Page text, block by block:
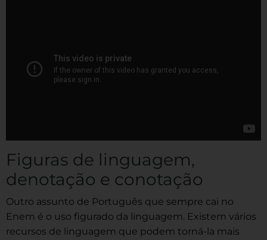
Figuras de linguagem,
denotação e conotação
Outro assunto de Português que sempre cai no
Enem é o uso figurado da linguagem. Existem vários
recursos de linguagem que podem torná-la mais